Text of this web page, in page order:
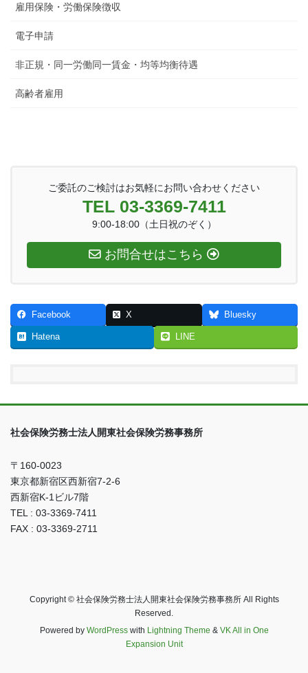
雇用保険・労働保険徴収
電子申請
非正規・同一労働同一賃金・均等均衡待遇
高齢者雇用
ご委託のご検討はお気軽にお問い合わせください
TEL 03-3369-7411
9:00-18:00（土日祝のぞく）
お問合せはこちら
Facebook X Bluesky
Hatena LINE
社会保険労務士法人開東社会保険労務事務所
〒160-0023
東京都新宿区西新宿7-2-6
西新宿K-1ビル7階
TEL : 03-3369-7411
FAX : 03-3369-2711
Copyright © 社会保険労務士法人開東社会保険労務事務所 All Rights
Reserved.
Powered by WordPresswith Lightning Theme & VK All in One
Expansion Unit